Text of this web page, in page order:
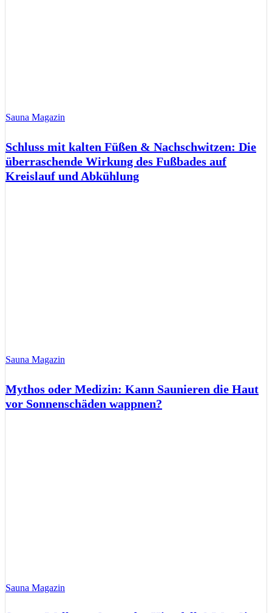
Sauna Magazin
Schluss mit kalten Füßen & Nachschwitzen: Die
überraschende Wirkung des Fußbades auf
Kreislauf und Abkühlung
Sauna Magazin
Mythos oder Medizin: Kann Saunieren die Haut
vor Sonnenschäden wappnen?
Sauna Magazin